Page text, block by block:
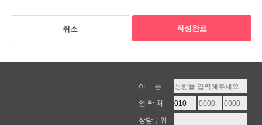
취소 작성완료
이 름
연 락 처
상담부위